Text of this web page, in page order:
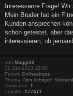
Interessante Frage!
Mein Bruder hat ein
Kunden ansprechen
schon getestet, aber
interessieren, ob jemand
von Maggi23
30 Jun 2023 15:50
Forum: Onlineshops
Thema: Den richtigen
Antworten: 1
Zugriffe: 177471